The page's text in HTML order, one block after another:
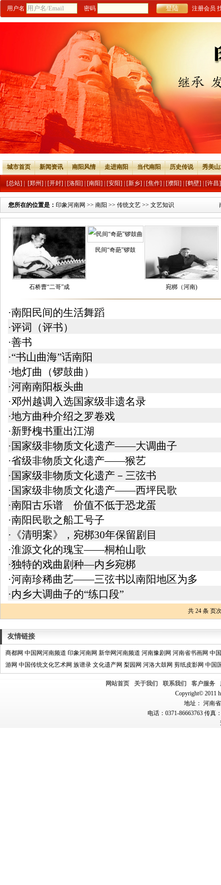
用户名 密码 注册会员
城市首页 新闻资讯 南阳风情 走进南阳 当代南阳 历史传说 秀美
[总站] [郑州] [开封] [洛阳] [南阳] [安阳] [新乡] [焦作] [濮阳] [鹤壁] [许昌]
您所在的位置是： 印象河南网 >> 南阳 >> 传统文艺 >> 文艺知识
石桥曹“二哥”成
民间“奇葩”锣鼓
宛梆（河南)
·南阳民间的生活舞蹈
·评词（评书）
·善书
·“书山曲海”话南阳
·地灯曲（锣鼓曲）
·河南南阳板头曲
·邓州越调入选国家级非遗名录
·地方曲种介绍之罗卷戏
·新野槐书重出江湖
·国家级非物质文化遗产——大调曲子
·省级非物质文化遗产——猴艺
·国家级非物质文化遗产－三弦书
·国家级非物质文化遗产——西坪民歌
·南阳古乐谱 价值不低于恐龙蛋
·南阳民歌之船工号子
·《清明案》，宛梆30年保留剧目
·淮源文化的瑰宝——桐柏山歌
·独特的戏曲剧种—内乡宛梆
·河南珍稀曲艺——三弦书以南阳地区为多
·内乡大调曲子的“练口段”
共 24 条 页
友情链接
商都网 中国网河南频道 印象河南网 新华网河南频道 河南豫剧网 河南省书画网 中
游网 中国传统文化艺术网 族谱录 文化遗产网 梨园网 河洛大鼓网 剪纸皮影网 中国
网站首页 关于我们 联系我们 客户服务
Copyright© 2011
地址： 河南
电话：0371-86663763 传真